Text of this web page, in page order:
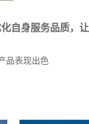
自身服务品质，
品表现出色